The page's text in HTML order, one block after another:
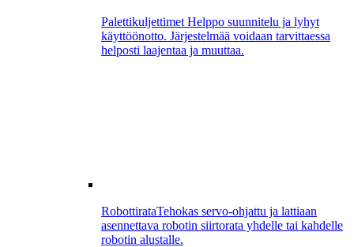
Palettikuljettimet Helppo suunnitelu ja lyhyt
käyttöönotto. Järjestelmää voidaan tarvittaessa
helposti laajentaa ja muuttaa.
RobottirataTehokas servo-ohjattu ja lattiaan
asennettava robotin siirtorata yhdelle tai kahdelle
robotin alustalle.